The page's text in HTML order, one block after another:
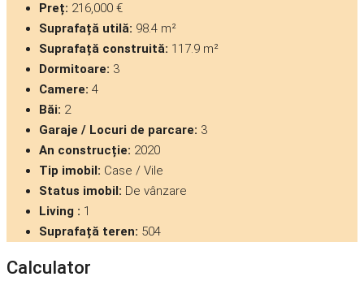
Preț: 216,000 €
Suprafață utilă: 98.4 m²
Suprafață construită: 117.9 m²
Dormitoare: 3
Camere: 4
Băi: 2
Garaje / Locuri de parcare: 3
An construcție: 2020
Tip imobil: Case / Vile
Status imobil: De vânzare
Living : 1
Suprafață teren: 504
Calculator